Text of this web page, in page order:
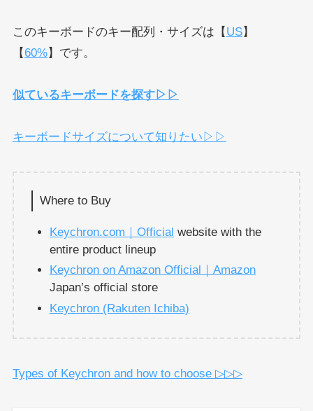
このキーボードのキー配列・サイズは【 US】
【 60%】です。
似ているキーボードを探す▷▷
キーボードサイズについて知りたい▷▷
Where to Buy
Keychron.com｜Official website with the
entire product lineup
Keychron on Amazon Official｜Amazon
Japan’s official store
Keychron (Rakuten Ichiba)
Types of Keychron and how to choose ▷▷▷